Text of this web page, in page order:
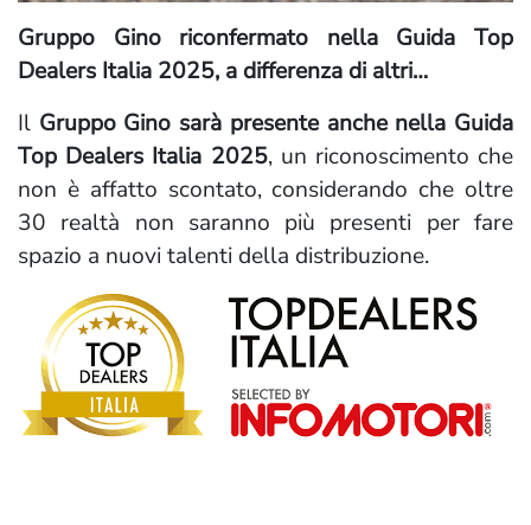
Gruppo Gino riconfermato nella Guida Top
Dealers Italia 2025, a differenza di altri…
Il Gruppo Gino sarà presente anche nella Guida
Top Dealers Italia 2025, un riconoscimento che
non è affatto scontato, considerando che oltre
30 realtà non saranno più presenti per fare
spazio a nuovi talenti della distribuzione.